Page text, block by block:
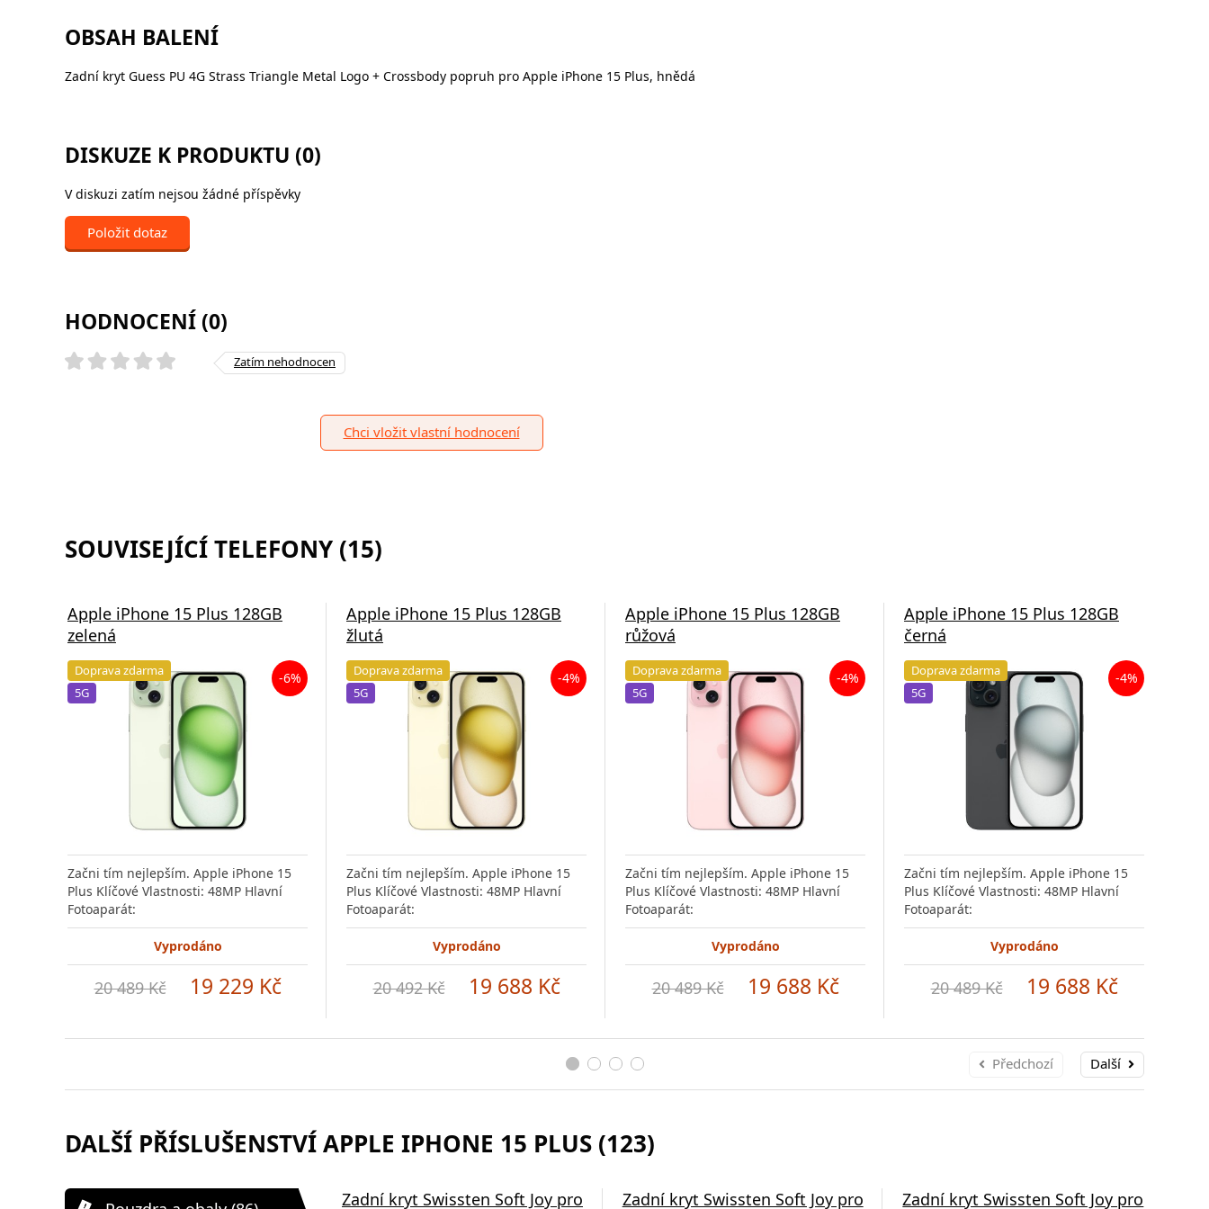
OBSAH BALENÍ
Zadní kryt Guess PU 4G Strass Triangle Metal Logo + Crossbody popruh pro Apple iPhone 15 Plus, hnědá
DISKUZE K PRODUKTU (0)
V diskuzi zatím nejsou žádné příspěvky
Položit dotaz
HODNOCENÍ (0)
Zatím nehodnocen
Chci vložit vlastní hodnocení
SOUVISEJÍCÍ TELEFONY (15)
Apple iPhone 15 Plus 128GB
zelená
Doprava zdarma
5G
-6%
Začni tím nejlepším. Apple iPhone 15
Plus Klíčové Vlastnosti: 48MP Hlavní
Fotoaparát:
Vyprodáno
20 489 Kč 19 229 Kč
Apple iPhone 15 Plus 128GB
žlutá
Doprava zdarma
5G
-4%
Začni tím nejlepším. Apple iPhone 15
Plus Klíčové Vlastnosti: 48MP Hlavní
Fotoaparát:
Vyprodáno
20 492 Kč 19 688 Kč
Apple iPhone 15 Plus 128GB
růžová
Doprava zdarma
5G
-4%
Začni tím nejlepším. Apple iPhone 15
Plus Klíčové Vlastnosti: 48MP Hlavní
Fotoaparát:
Vyprodáno
20 489 Kč 19 688 Kč
Apple iPhone 15 Plus 128GB
černá
Doprava zdarma
5G
-4%
Začni tím nejlepším. Apple iPhone 15
Plus Klíčové Vlastnosti: 48MP Hlavní
Fotoaparát:
Vyprodáno
20 489 Kč 19 688 Kč
Předchozí Další
DALŠÍ PŘÍSLUŠENSTVÍ APPLE IPHONE 15 PLUS (123)
Zadní kryt Swissten Soft Joy pro Zadní kryt Swissten Soft Joy pro Zadní kryt Swissten Soft Joy pro